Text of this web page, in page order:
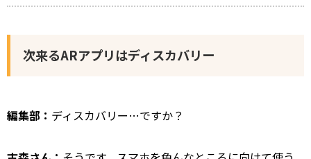
次来るARアプリはディスカバリー
編集部： ディスカバリー…ですか？